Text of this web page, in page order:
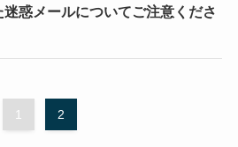
惑メールについてご注意くださ
1 2